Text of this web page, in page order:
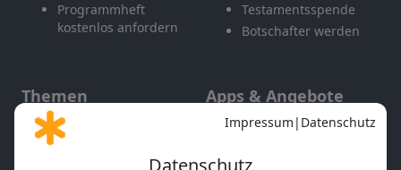
Programmheft
kostenlos anfordern
Testamentsspende
Botschafter werden
Themen
Gott und Bibel erklärt
Apps & Angebote
Mobile App